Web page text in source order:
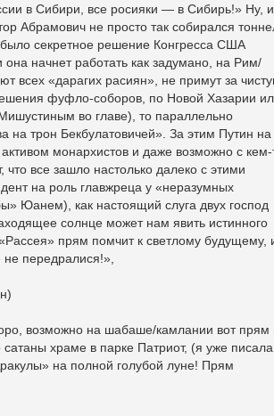
в Сибири, все росияки — в Сибирь!» Ну, и
Абрамович не просто так собирался
было секретное решение Конгресса США
начнет работать как задумано, на Рим/
всех «дарагих расиян», не примут за
фуфло-соборов, по Новой Хазарии
во главе), то параллельно
на трон Бекбулатовичей». За этим Путин на
монархистов и даже возможно с кем-
все зашло настолько далеко с этими
на роль главжреца у «неразумных
Юанем), как настоящий слуга двух господ
солнце может нам явить истинного
прям помчит к светлому будущему,
передралися!»,
возможно на шабаше/камлании вот прям
храме в парке Патриот, (я уже писала
на полной голубой луне! Прям